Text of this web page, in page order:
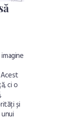
ci o
și